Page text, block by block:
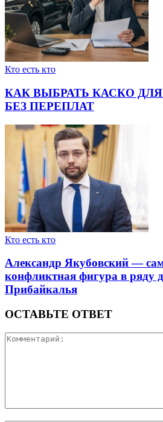
Кто есть кто
КАК ВЫБРАТЬ КАСКО
БЕЗ ПЕРЕПЛАТ
Кто есть кто
Александр Якубовский —
конфликтная фигура в ряду
Прибайкалья
ОСТАВЬТЕ ОТВЕТ